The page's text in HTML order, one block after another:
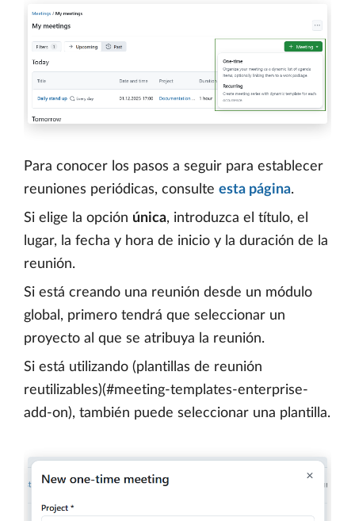
Para conocer los pasos a seguir para establecer
reuniones periódicas, consulte esta página.
Si elige la opción única, introduzca el título, el
lugar, la fecha y hora de inicio y la duración de la
reunión.
Si está creando una reunión desde un módulo
global, primero tendrá que seleccionar un
proyecto al que se atribuya la reunión.
Si está utilizando (plantillas de reunión
reutilizables)(#meeting-templates-enterprise-
add-on), también puede seleccionar una plantilla.